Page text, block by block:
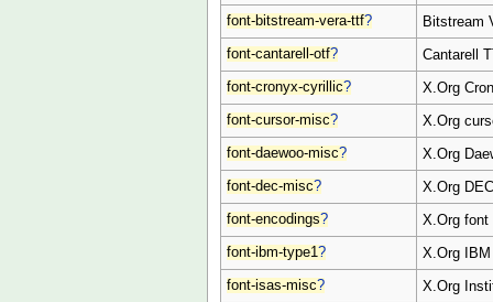
font-bitstream-vera-ttf? Bitstream
font-cantarell-otf? Cantarell
font-cronyx-cyrillic? X.Org
font-cursor-misc? X.Org
font-daewoo-misc? X.Org
font-dec-misc? X.Org
font-encodings? X.Org font
font-ibm-type1? X.Org
font-isas-misc? X.Org